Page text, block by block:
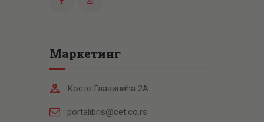
Маркетинг
Косте Главинића 2А
portalibris@cet.co.rs